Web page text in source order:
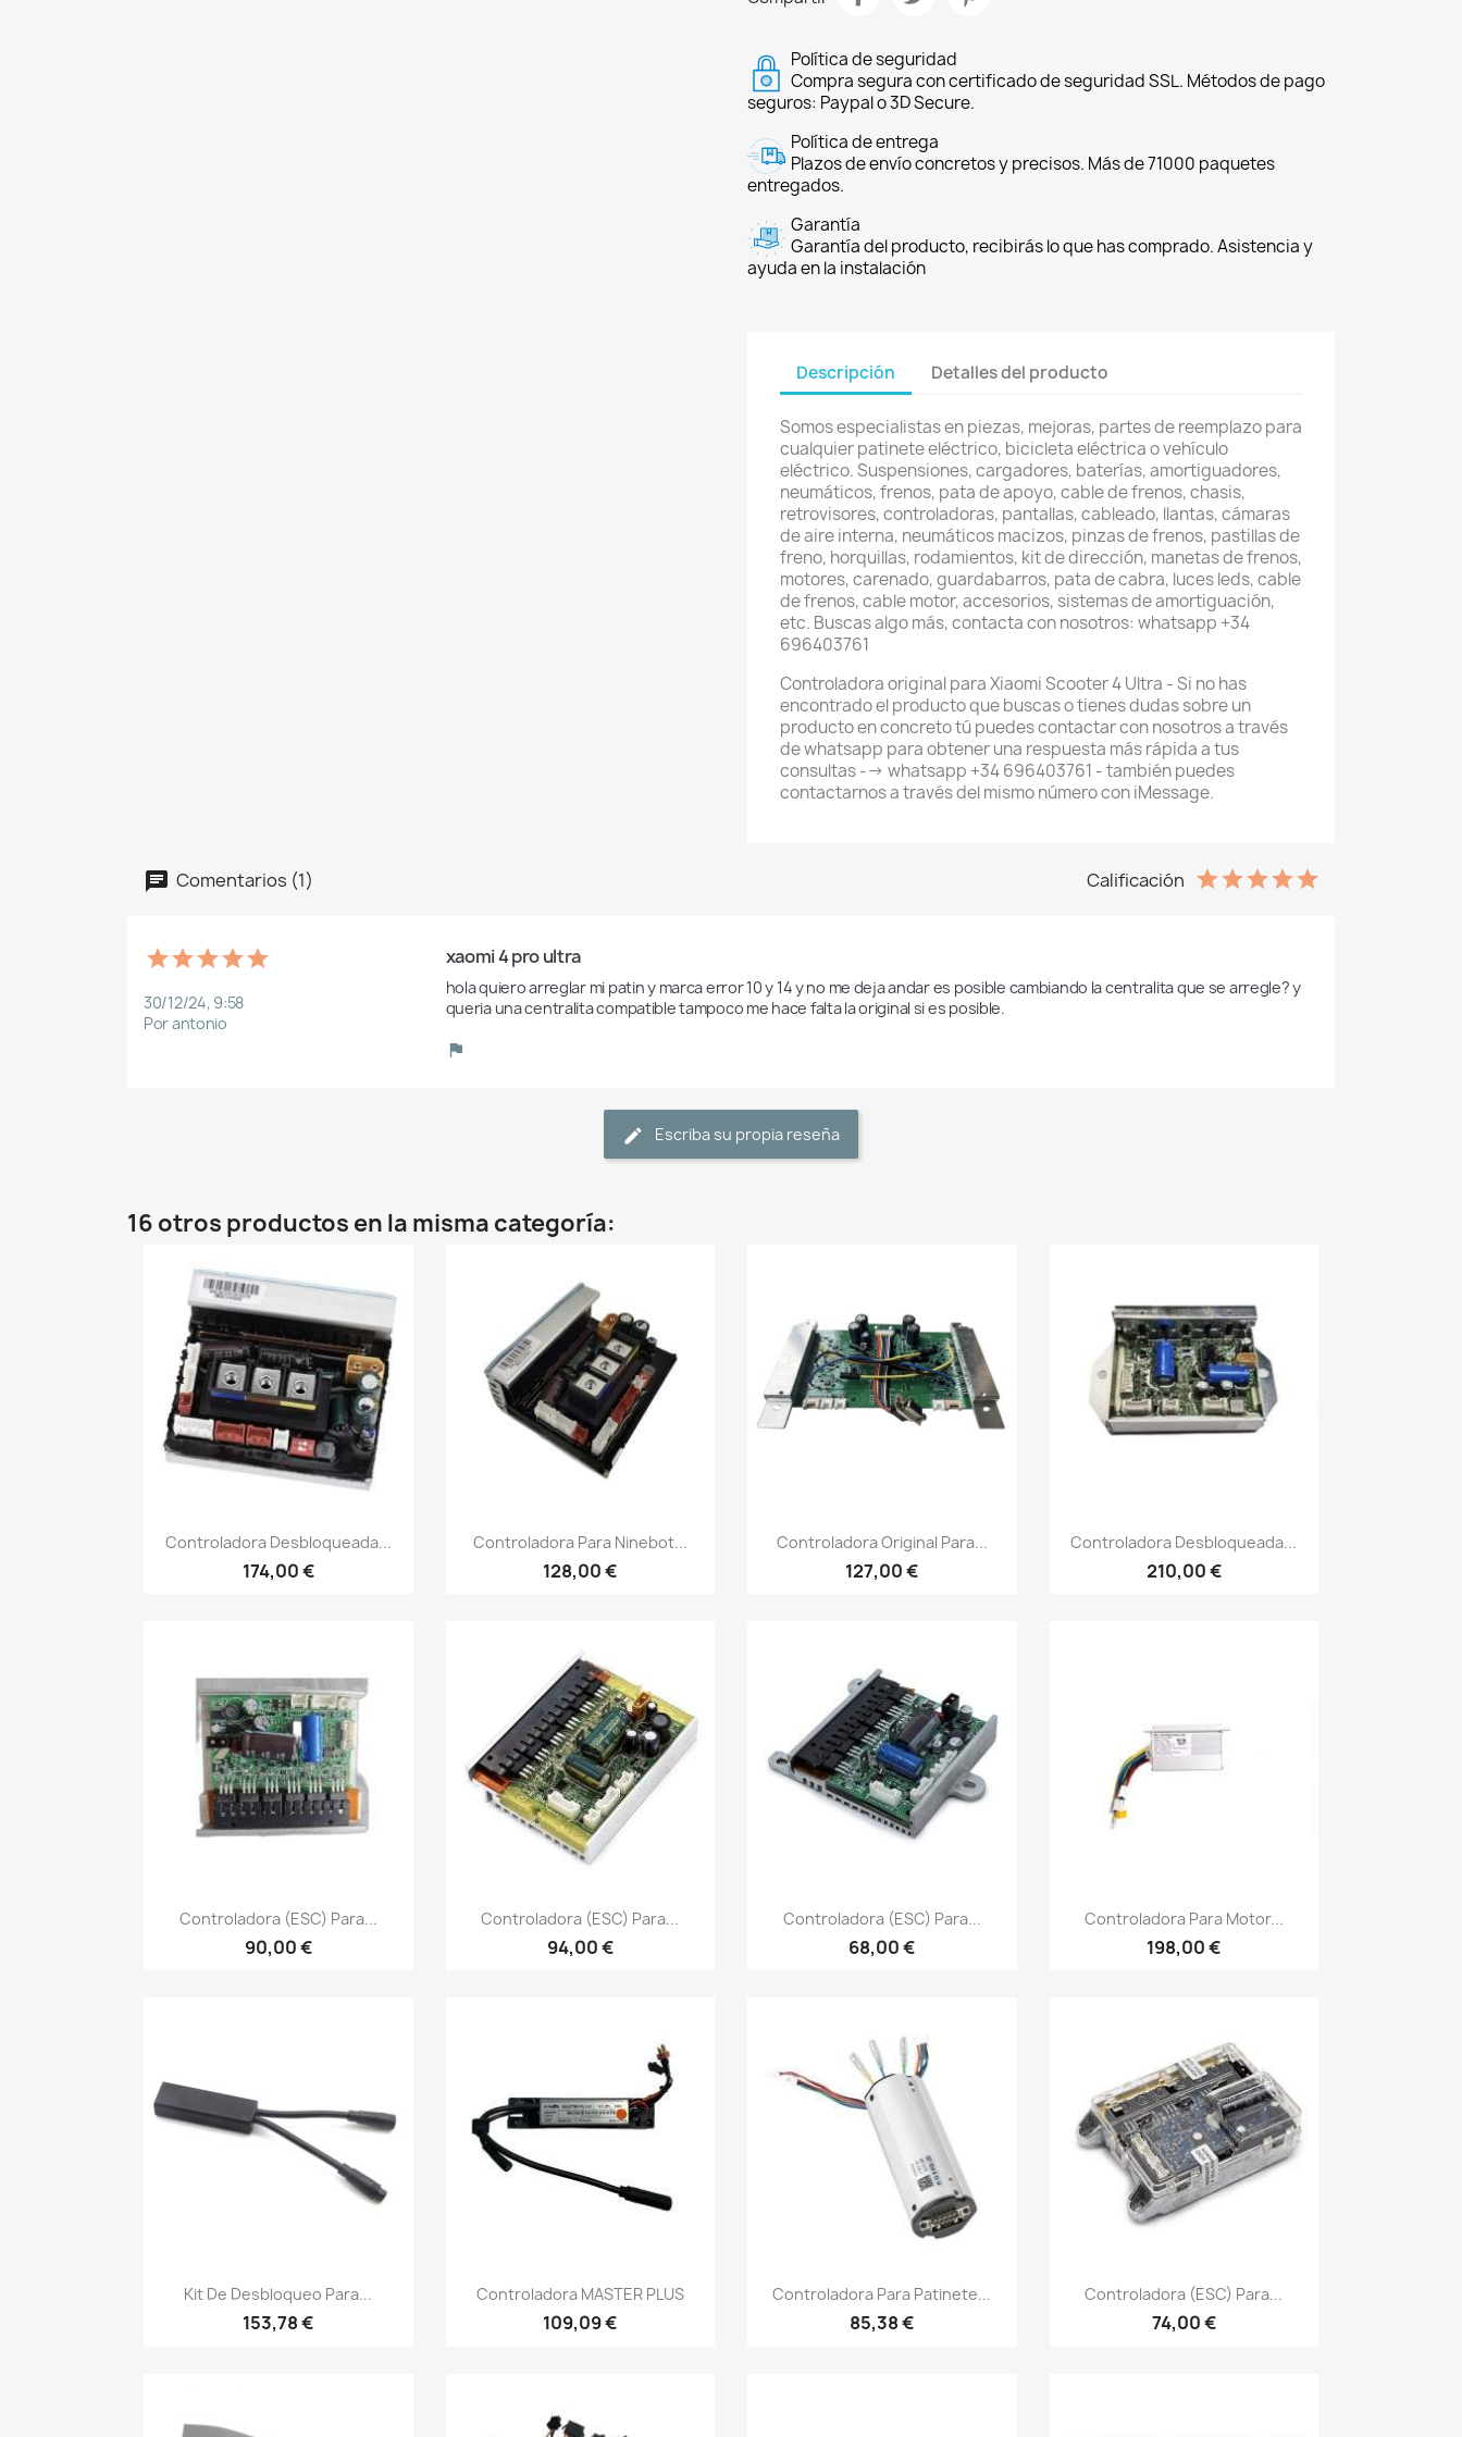
Política de seguridad
Compra segura con certificado de seguridad SSL. Métodos de pago
seguros: Paypal o 3D Secure.
Política de entrega
Plazos de envío concretos y precisos. Más de 71000 paquetes
entregados.
Garantía
Garantía del producto, recibirás lo que has comprado. Asistencia y
ayuda en la instalación
Descripción Detalles del producto
Somos especialistas en piezas, mejoras, partes de reemplazo para
cualquier patinete eléctrico, bicicleta eléctrica o vehículo
eléctrico. Suspensiones, cargadores, baterías, amortiguadores,
neumáticos, frenos, pata de apoyo, cable de frenos, chasis,
retrovisores, controladoras, pantallas, cableado, llantas, cámaras
de aire interna, neumáticos macizos, pinzas de frenos, pastillas de
freno, horquillas, rodamientos, kit de dirección, manetas de frenos,
motores, carenado, guardabarros, pata de cabra, luces leds, cable
de frenos, cable motor, accesorios, sistemas de amortiguación,
etc. Buscas algo más, contacta con nosotros: whatsapp +34
696403761
Controladora original para Xiaomi Scooter 4 Ultra - Si no has
encontrado el producto que buscas o tienes dudas sobre un
producto en concreto tú puedes contactar con nosotros a través
de whatsapp para obtener una respuesta más rápida a tus
consultas --> whatsapp +34 696403761 - también puedes
contactarnos a través del mismo número con iMessage.
Comentarios (1) Calificación
30/12/24, 9:58
Por antonio
xaomi 4 pro ultra
hola quiero arreglar mi patin y marca error 10 y 14 y no me deja andar es posible cambiando la centralita que se arregle? y
queria una centralita compatible tampoco me hace falta la original si es posible.
Escriba su propia reseña
16 otros productos en la misma categoría:
Vista rápida
Controladora Desbloqueada...
174,00 €
Vista rápida
Controladora Para Ninebot...
128,00 €
Vista rápida
Controladora Original Para...
127,00 €
Vista rápida
Controladora Desbloqueada...
210,00 €
Vista rápida
Controladora (ESC) Para...
90,00 €
Vista rápida
Controladora (ESC) Para...
94,00 €
Vista rápida
Controladora (ESC) Para...
68,00 €
Vista rápida
Controladora Para Motor...
198,00 €
Vista rápida
Kit De Desbloqueo Para...
153,78 €
Vista rápida
Controladora MASTER PLUS
109,09 €
Vista rápida
Controladora Para Patinete...
85,38 €
Vista rápida
Controladora (ESC) Para...
74,00 €